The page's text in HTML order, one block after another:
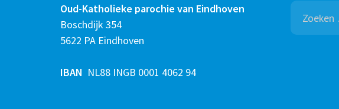
Oud-Katholieke parochie van Eindhoven
Boschdijk 354
5622 PA Eindhoven
IBAN NL88 INGB 0001 4062 94